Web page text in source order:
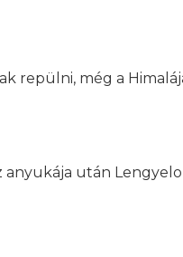
repülni, még a
anyukája után